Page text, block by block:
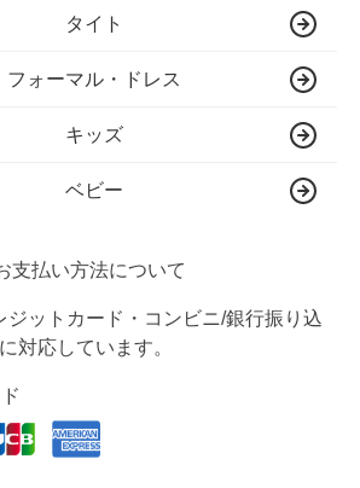
タイト
フォーマル・ドレス
キッズ
ベビー
支払い方法について
ジットカード・コンビニ/銀行振り込
対応しています。